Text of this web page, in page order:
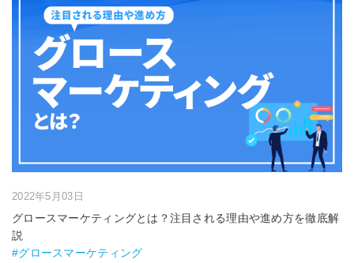
2022年5月03日
グロースマーケティングとは？注目される理由や進め方を徹底解
説
#グロースマーケティング